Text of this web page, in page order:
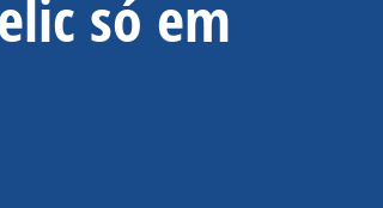
só em